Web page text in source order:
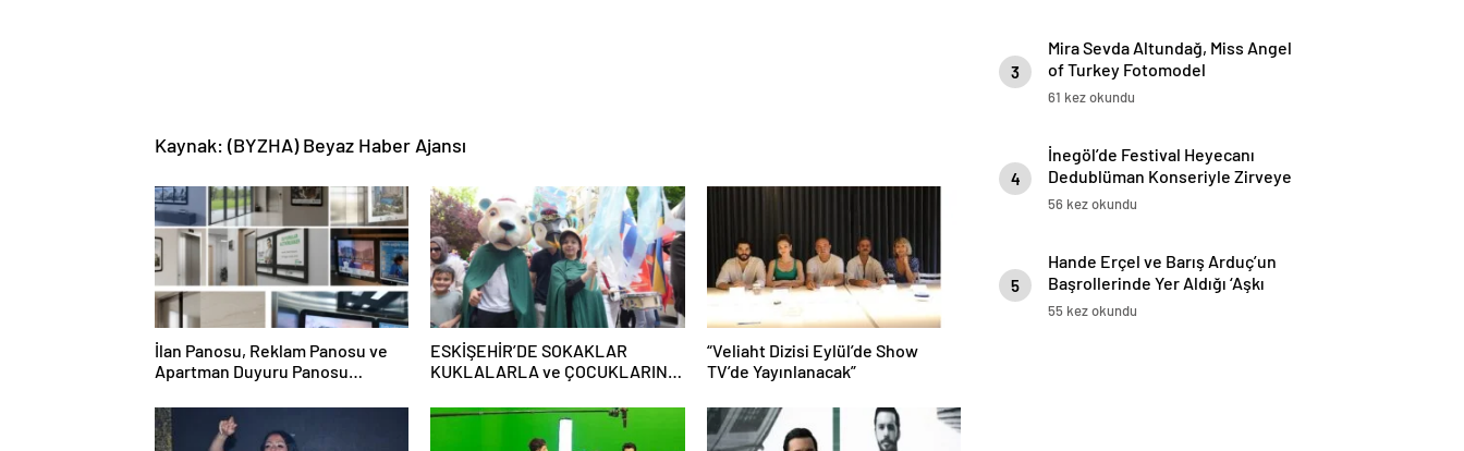
Kaynak: (BYZHA) Beyaz Haber Ajansı
İlan Panosu, Reklam Panosu ve
Apartman Duyuru Panosu
ESKİŞEHİR’DE SOKAKLAR
KUKLALARLA ve ÇOCUKLARIN
“Veliaht Dizisi Eylül’de Show
TV’de Yayınlanacak”
3
Mira Sevda Altundağ, Miss Angel
of Turkey Fotomodel
Yarışmasının Birincisi Oldu
61 kez okundu
4
İnegöl’de Festival Heyecanı
Dedublüman Konseriyle Zirveye
Ulaştı
56 kez okundu
5
Hande Erçel ve Barış Arduç’un
Başrollerinde Yer Aldığı ‘Aşkı
Hatırla’ Dizisinin Tüm Bölümleri
55 kez okundu